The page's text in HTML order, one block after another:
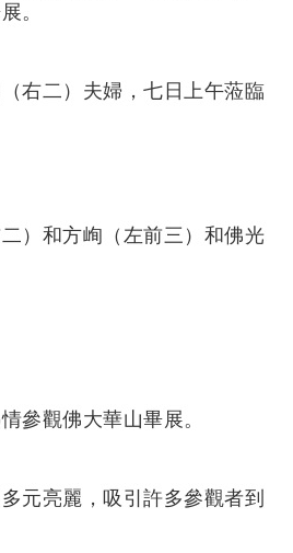
。
右二）夫婦，七日上午蒞臨
）和方峋（左前三）和佛光
參觀佛大華山畢展。
元亮麗，吸引許多參觀者到